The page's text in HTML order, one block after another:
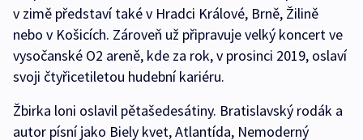
v zimě představí také v Hradci Králové, Brně, Žilině
nebo v Košicích. Zároveň už připravuje velký koncert ve
vysočanské O2 areně, kde za rok, v prosinci 2019, oslaví
svoji čtyřicetiletou hudební kariéru.
Žbirka loni oslavil pětašedesátiny. Bratislavský rodák a
autor písní jako Biely kvet, Atlantída, Nemoderný